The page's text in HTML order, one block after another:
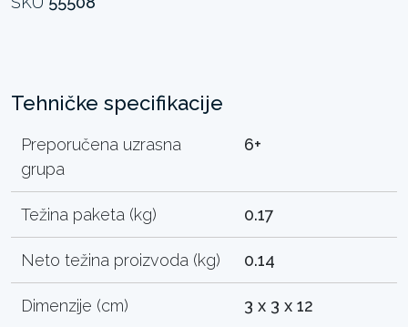
Tehničke specifikacije
Preporučena uzrasna
grupa
6+
Težina paketa (kg) 0.17
Neto težina proizvoda (kg) 0.14
Dimenzije (cm) 3 x 3 x 12